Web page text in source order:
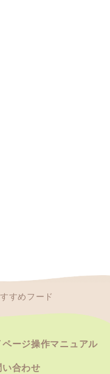
すめフード
ページ操作マニュアル
い合わせ